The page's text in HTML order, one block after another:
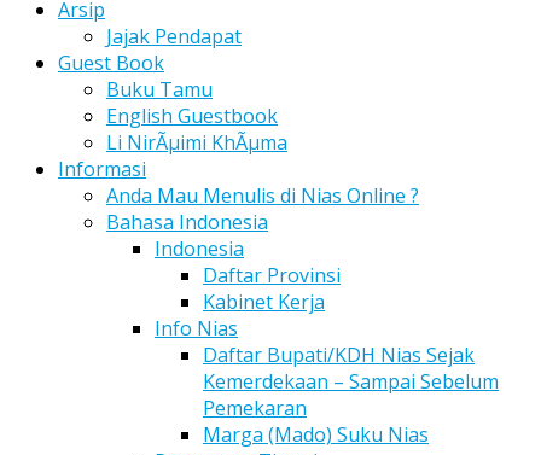
Arsip
Jajak Pendapat
Guest Book
Buku Tamu
English Guestbook
Li NirÃµimi KhÃµma
Informasi
Anda Mau Menulis di Nias Online ?
Bahasa Indonesia
Indonesia
Daftar Provinsi
Kabinet Kerja
Info Nias
Daftar Bupati/KDH Nias Sejak
Kemerdekaan – Sampai Sebelum
Pemekaran
Marga (Mado) Suku Nias